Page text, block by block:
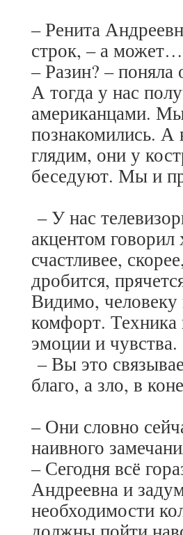
– Ренита
строк, – а может…
– Разин? –
А тогда у нас
американцами.
познакомились.
глядим, они у
беседуют. Мы и
– У нас
акцентом говорил
счастливее,
дробится,
Видимо, человеку
комфорт. Техника
эмоции и чувства.
– Вы это
благо, а зло, в
– Они словно
наивного
– Сегодня всё
Андреевна и
необходимости